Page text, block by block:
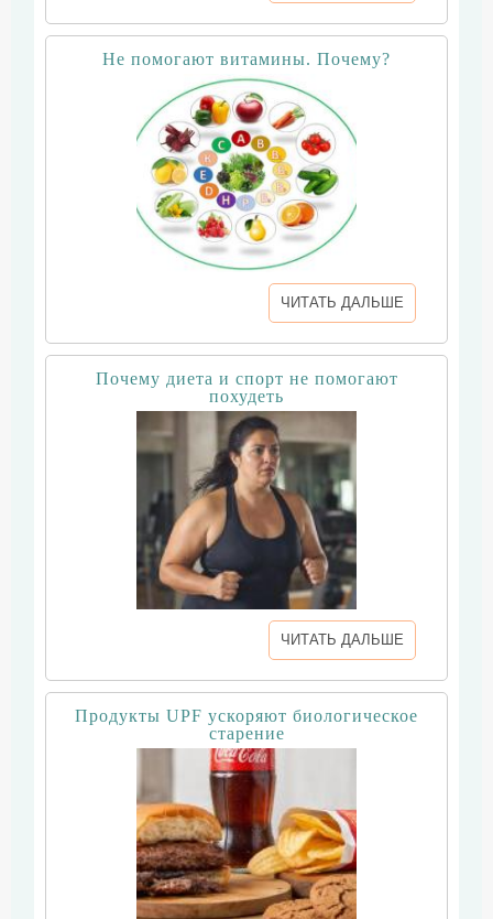
Не помогают витамины. Почему?
ЧИТАТЬ ДАЛЬШЕ
Почему диета и спорт не помогают
похудеть
ЧИТАТЬ ДАЛЬШЕ
Продукты UPF ускоряют биологическое
старение